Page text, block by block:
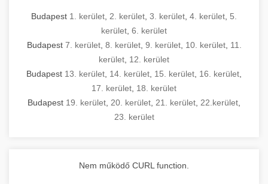
Budapest 1. kerület 2. kerület 3. kerület 4. kerület 5.
kerület 6. kerület
Budapest 7. kerület, 8. kerület, 9. kerület, 10. kerület, 11.
kerület 12. kerület
Budapest 13. kerület 14. kerület 15. kerület 16. kerület
17. kerület 18. kerület
Budapest 19. kerület 20. kerület 21. kerület 22.kerület
23. kerület
Nem működő CURL function.